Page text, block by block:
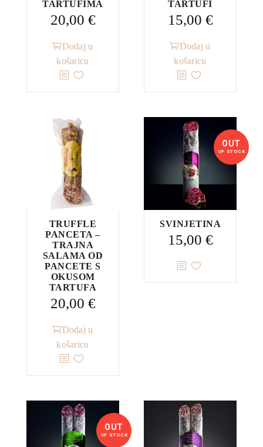
TARTUFIMA
20,00 €
Dodaj u
košaricu
TARTUFI
15,00 €
Dodaj u
košaricu
TRUFFLE
PANCETA –
TRAJNA
SALAMA OD
PANCETE S
OKUSOM
TARTUFA
20,00 €
Dodaj u
košaricu
OUT
OF STOCK
SVINJETINA
15,00 €
OUT
OF STOCK